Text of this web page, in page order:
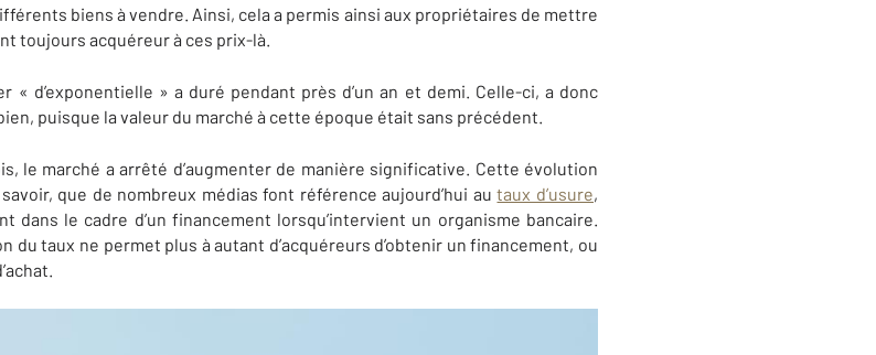
biens à vendre. Ainsi, cela a permis ainsi aux propriétaires de mettre
toujours acquéreur à ces prix-là.
d’exponentielle » a duré pendant près d’un an et demi. Celle-ci, a donc
puisque la valeur du marché à cette époque était sans précédent.
le marché a arrêté d’augmenter de manière significative. Cette évolution
savoir, que de nombreux médias font référence aujourd’hui autaux d’usure,
dans le cadre d’un financement lorsqu’intervient un organisme bancaire.
taux ne permet plus à autant d’acquéreurs d’obtenir un financement, ou